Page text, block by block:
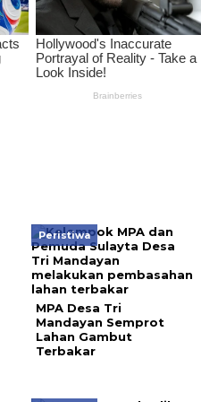
Peristiwa
MPA Desa Tri
Mandayan Semprot
Lahan Gambut
Terbakar